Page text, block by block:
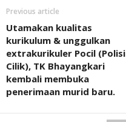
Previous article
Utamakan kualitas
kurikulum & unggulkan
extrakurikuler Pocil (Polisi
Cilik), TK Bhayangkari
kembali membuka
penerimaan murid baru.